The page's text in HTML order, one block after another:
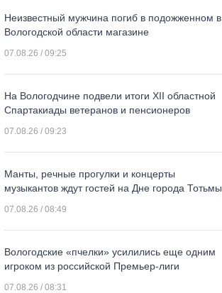
Неизвестный мужчина погиб в подожженном в
Вологодской области магазине
07.08.26 / 09:25
На Вологодчине подвели итоги XII областной
Спартакиады ветеранов и пенсионеров
07.08.26 / 09:23
Манты, речные прогулки и концерты
музыкантов ждут гостей на Дне города Тотьмы
07.08.26 / 08:49
Вологодские «пчелки» усилились еще одним
игроком из российской Премьер-лиги
07.08.26 / 08:31